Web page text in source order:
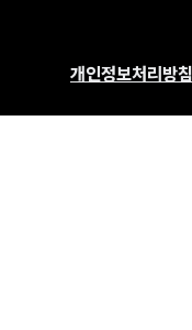
개인정보처리방침